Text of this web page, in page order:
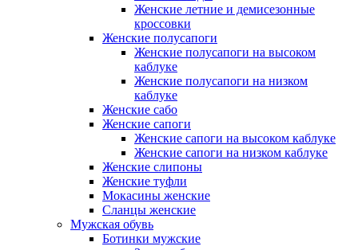
Женские летние и демисезонные
кроссовки
Женские полусапоги
Женские полусапоги на высоком
каблуке
Женские полусапоги на низком
каблуке
Женские сабо
Женские сапоги
Женские сапоги на высоком каблуке
Женские сапоги на низком каблуке
Женские слипоны
Женские туфли
Мокасины женские
Сланцы женские
Мужская обувь
Ботинки мужские